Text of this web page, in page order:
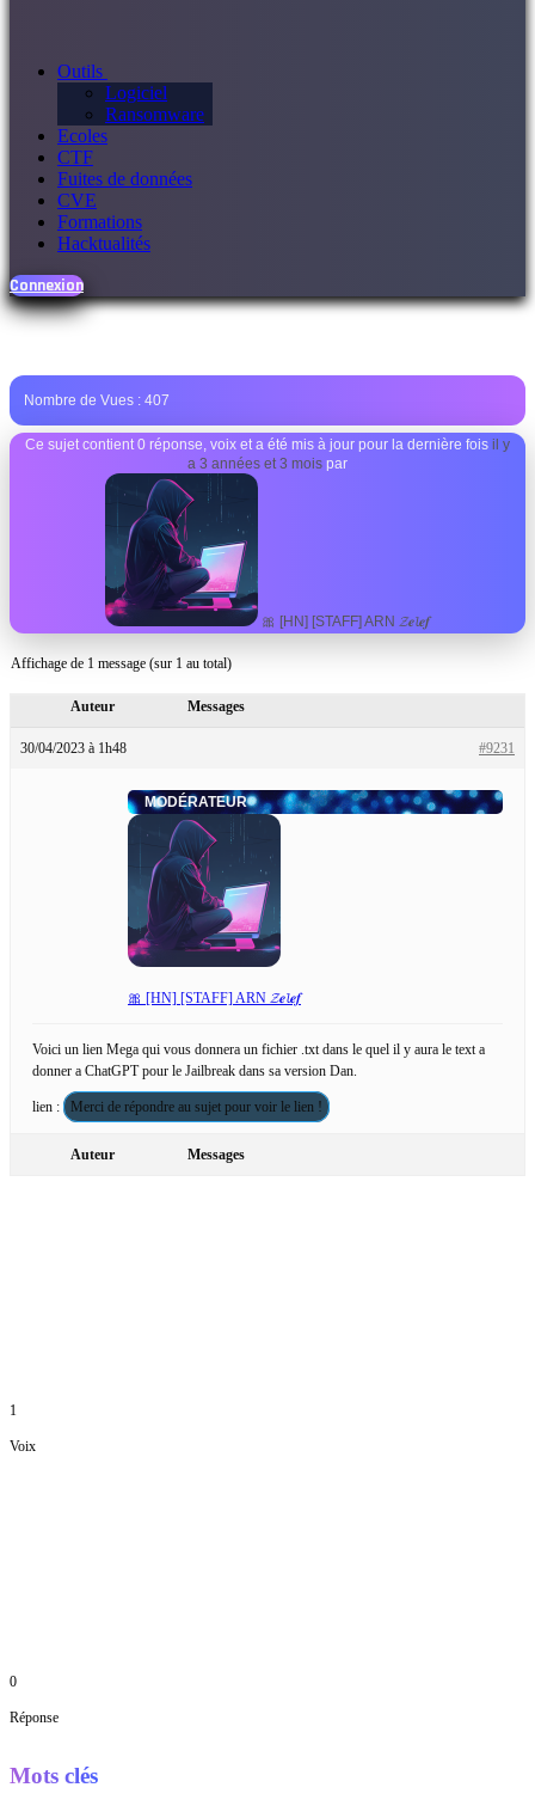
Outils
Logiciel
Ransomware
Ecoles
CTF
Fuites de données
CVE
Formations
Hacktualités
Connexion
Nombre de Vues : 407
Ce sujet contient 0 réponse, voix et a été mis à jour pour la dernière fois il y
a 3 années et 3 mois par
🎀 [HN] [STAFF] ARN 𝓩𝒆𝓵𝒆𝒇
Affichage de 1 message (sur 1 au total)
Auteur Messages
30/04/2023 à 1h48 #9231
MODÉRATEUR
🎀 [HN] [STAFF] ARN 𝓩𝒆𝓵𝒆𝒇
Voici un lien Mega qui vous donnera un fichier .txt dans le quel il y aura le text a
donner a ChatGPT pour le Jailbreak dans sa version Dan.
lien : Merci de répondre au sujet pour voir le lien !
Auteur Messages
1
Voix
0
Réponse
Mots clés